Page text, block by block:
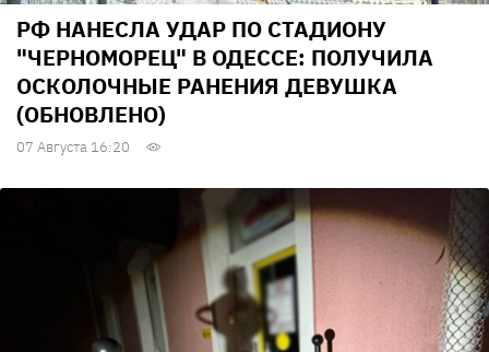
РФ НАНЕСЛА УДАР ПО СТАДИОНУ
"ЧЕРНОМОРЕЦ" В ОДЕССЕ: ПОЛУЧИЛА
ОСКОЛОЧНЫЕ РАНЕНИЯ ДЕВУШКА
(ОБНОВЛЕНО)
07 Августа 16:20